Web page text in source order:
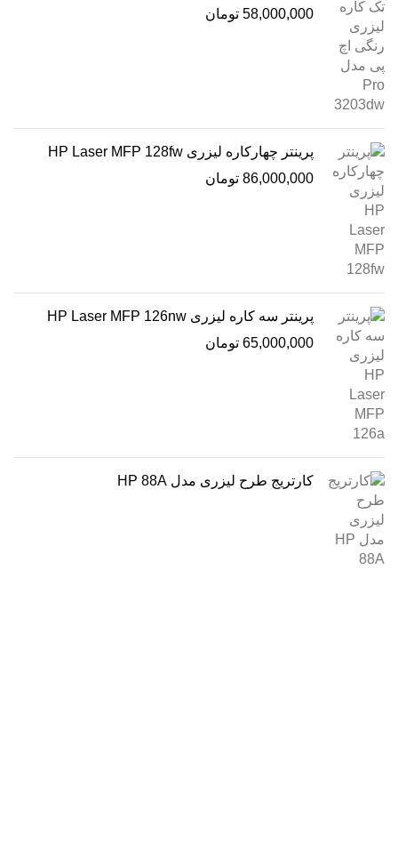
58,000,000 تومان
پرینتر چهارکاره لیزری HP Laser MFP 128fw
86,000,000 تومان
پرینتر سه کاره لیزری HP Laser MFP 126nw
65,000,000 تومان
کارتریج طرح لیزری مدل HP 88A